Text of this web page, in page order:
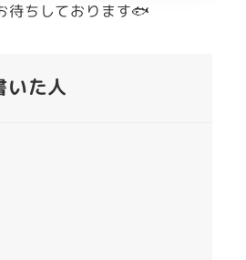
待ちしております🐟
いた人